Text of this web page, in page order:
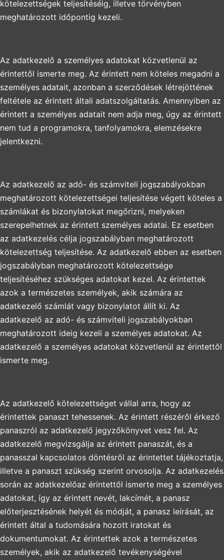
kötelezettségek teljesítéséig, illetve törvényben
meghatározott időpontig kezeli.
Az adatkezelő a személyes adatokat közvetlenül az
érintettől ismerte meg. Az érintett nem köteles megadni a
személyes adatait, azonban a szerződések létrejöttének
feltétele az érintett általi adatszolgáltatás. Amennyiben az
érintett a személyes adatait nem adja meg, úgy az érintett
nem tud a programokra, tanfolyamokra, elemzésekre
jelentkezni.
Az adatkezelő az adó- és számviteli jogszabályokban
meghatározott kötelezettségei teljesítése végett köteles a
számlákat és bizonylatokat megőrizni, melyeken
szerepelhetnek az érintett személyes adatai. Ez esetben
az adatkezelés célja jogszabályban meghatározott
kötelezettség teljesítése. Az adatkezelő ebben az esetben
jogszabályban meghatározott kötelezettsége
teljesítéséhez szükséges adatokat kezel. Az érintettek
azok a természetes személyek, akik számára az
adatkezelő számlát vagy bizonylatot állít ki. Az
adatkezelő az adó- és számviteli jogszabályokban
meghatározott ideig kezeli a személyes adatokat. Az
adatkezelő a személyes adatokat közvetlenül az érintettől
ismerte meg.
Az adatkezelő kötelezettséget vállal arra, hogy az
érintettek panaszt tehessenek. Az érintett részéről érkező
panaszról az adatkezelő jegyzőkönyvet vesz fel. Az
adatkezelő megvizsgálja az érintett panaszát, és a
panasszal kapcsolatos döntésről az érintettet tájékoztatja,
illetve a panaszt szükség szerint orvosolja. Az adatkezelés
során az adatkezelőaz érintettől ismerte meg a személyes
adatokat, így az érintett nevét, lakcímét, a panasz
előterjesztésének helyét és módját, a panasz leírását, az
érintett által a tudomására hozott iratokat és
dokumentumokat. Az érintettek azok a természetes
személyek, akik az adatkezelő tevékenységével